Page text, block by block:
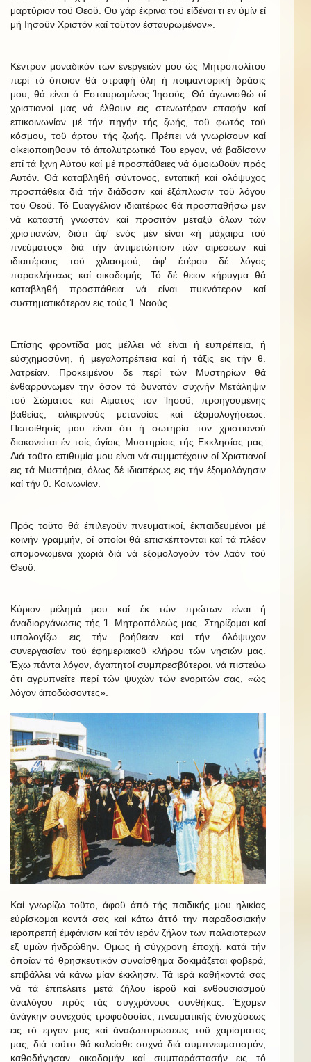
μαρτύριον τοϋ Θεοϋ. Ου γάρ έκρινα τοϋ είδέναι τι εν ύμίν εί
μή Ιησοϋν Χριστόν καί τοϋτον έσταυρωμένον».
Κέντρον μοναδικόν τών ένεργειών μου ώς Μητροπολίτου
περί τό όποιον θά στραφή όλη ή ποιμαντορική δράσις
μου, θά είναι ό Εσταυρωμένος Ίησοϋς. Θά άγωνισθώ οί
χριστιανοί μας νά έλθουν εις στενωτέραν επαφήν καί
επικοινωνίαν μέ τήν πηγήν τής ζωής, τοϋ φωτός τοϋ
κόσμου, τοϋ άρτου τής ζωής. Πρέπει νά γνωρίσουν καί
οίκειοποιηθουν τό άπολυτρωτικό Του εργον, νά βαδίσονν
επί τά Ιχνη Αύτοϋ καί μέ προσπάθειες νά όμοιωθοϋν πρός
Αυτόν. Θά καταβληθή σύντονος, εντατική καί ολόψυχος
προσπάθεια διά τήν διάδοσιν καί έξάπλωσιν τοϋ λόγου
τοϋ Θεοϋ. Τό Ευαγγέλιον ιδιαιτέρως θά προσπαθήσω μεν
νά καταστή γνωστόν καί προσιτόν μεταξύ όλων τών
χριστιανών, διότι άφ' ενός μέν είναι «ή μάχαιρα τοϋ
πνεύματος» διά τήν άντιμετώπισιν τών αιρέσεων καί
ιδιαιτέρους τοϋ χιλιασμού, άφ' έτέρου δέ λόγος
παρακλήσεως καί οικοδομής. Τό δέ θειον κήρυγμα θά
καταβληθή προσπάθεια νά είναι πυκνότερον καί
συστηματικότερον εις τούς Ί. Ναούς.
Επίσης φροντίδα μας μέλλει νά είναι ή ευπρέπεια, ή
εύσχημοσύνη, ή μεγαλοπρέπεια καί ή τάξις εις τήν θ.
λατρείαν. Προκειμένου δε περί τών Μυστηρίων θά
ένθαρρύνωμεν την όσον τό δυνατόν συχνήν Μετάληψιν
τοϋ Σώματος καί Αίματος τον Ίησοϋ, προηγουμένης
βαθείας, ειλικρινούς μετανοίας καί έξομολογήσεως.
Πεποίθησίς μου είναι ότι ή σωτηρία τον χριστιανού
διακονείται έν τοίς άγίοις Μυστηρίοις τής Εκκλησίας μας.
Διά τοϋτο επιθυμία μου είναι νά συμμετέχουν οί Χριστιανοί
εις τά Μυστήρια, όλως δέ ιδιαιτέρως εις τήν έξομολόγησιν
καί τήν θ. Κοινωνίαν.
Πρός τοϋτο θά έπιλεγοϋν πνευματικοί, έκπαιδευμένοι μέ
κοινήν γραμμήν, οί οποίοι θά επισκέπτονται καί τά πλέον
απομονωμένα χωριά διά νά εξομολογούν τόν λαόν τοϋ
Θεοϋ.
Κύριον μέλημά μου καί έκ τών πρώτων είναι ή
άναδιοργάνωσις τής Ί. Μητροπόλεώς μας. Στηρίζομαι καί
υπολογίζω εις τήν βοήθειαν καί τήν όλόψυχον
συνεργασίαν τοϋ έφημεριακοϋ κλήρου τών νησιών μας.
Έχω πάντα λόγον, άγαπητοί συμπρεσβύτεροι. νά πιστεύω
ότι αγρυπνείτε περί τών ψυχών τών ενοριτών σας, «ώς
λόγον άποδώσοντες».
Καί γνωρίζω τοϋτο, άφοϋ άπό τής παιδικής μου ηλικίας
εύρίσκομαι κοντά σας καί κάτω άττό την παραδοσιακήν
ιεροπρεπή έμφάνισιν καί τόν ιερόν ζήλον των παλαιοτερων
εξ υμών ήνδρώθην. Ομως ή σύγχρονη έποχή. κατά τήν
όποίαν τό θρησκευτικόν συναίσθημα δοκιμάζεται φοβερά,
επιβάλλει νά κάνω μίαν έκκλησιν. Τά ιερά καθήκοντά σας
νά τά έπιτελειτε μετά ζήλου ίεροϋ καί ενθουσιασμού
άναλόγου πρός τάς συγχρόνους συνθήκας. Έχομεν
άνάγκην συνεχοϋς τροφοδοσίας, πνευματικής ένισχύσεως
εις τό εργον μας καί άναζωπυρώσεως τοϋ χαρίσματος
μας, διά τοϋτο θά καλείσθε συχνά διά συμπνευματισμόν,
καθοδήγησαν οικοδομήν καί συμπαράστασήν εις τό